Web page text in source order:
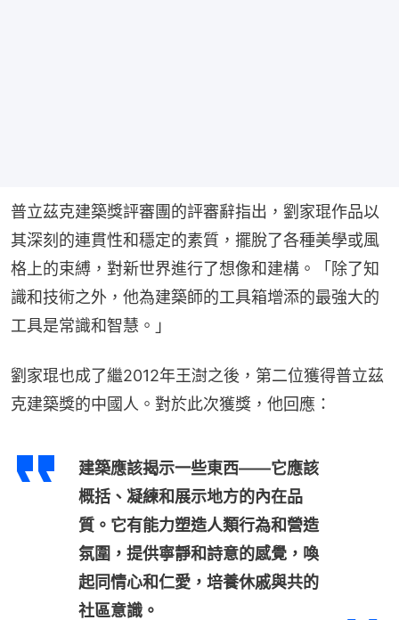
普立茲克建築獎評審團的評審辭指出，劉家琨作品以
其深刻的連貫性和穩定的素質，擺脫了各種美學或風
格上的束縛，對新世界進行了想像和建構。「除了知
識和技術之外，他為建築師的工具箱增添的最強大的
工具是常識和智慧。」
劉家琨也成了繼2012年王澍之後，第二位獲得普立茲
克建築獎的中國人。對於此次獲獎，他回應：
建築應該揭示一些東西——它應該
概括、凝練和展示地方的內在品
質。它有能力塑造人類行為和營造
氛圍，提供寧靜和詩意的感覺，喚
起同情心和仁愛，培養休戚與共的
社區意識。